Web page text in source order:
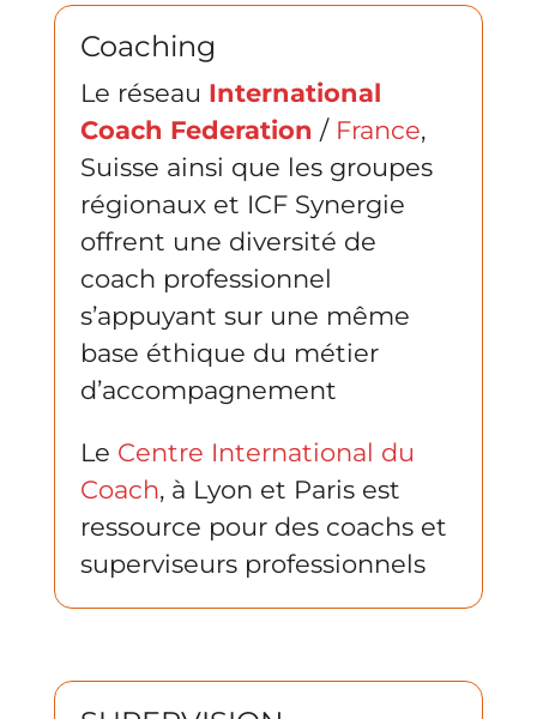
Coaching
Le réseau International
Coach Federation / France,
Suisse ainsi que les groupes
régionaux et ICF Synergie
offrent une diversité de
coach professionnel
s’appuyant sur une même
base éthique du métier
d’accompagnement
Le Centre International du
Coach, à Lyon et Paris est
ressource pour des coachs et
superviseurs professionnels